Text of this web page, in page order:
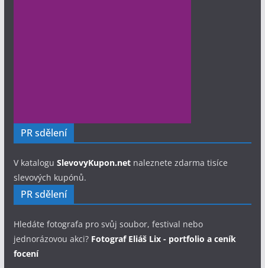
PR sdělení
V katalogu SlevovyKupon.netnaleznete zdarma tisíce
slevových kupónů.
PR sdělení
Hledáte fotografa pro svůj soubor, festival nebo
jednorázovou akci? Fotograf Eliáš Lix - portfolio a ceník
focení